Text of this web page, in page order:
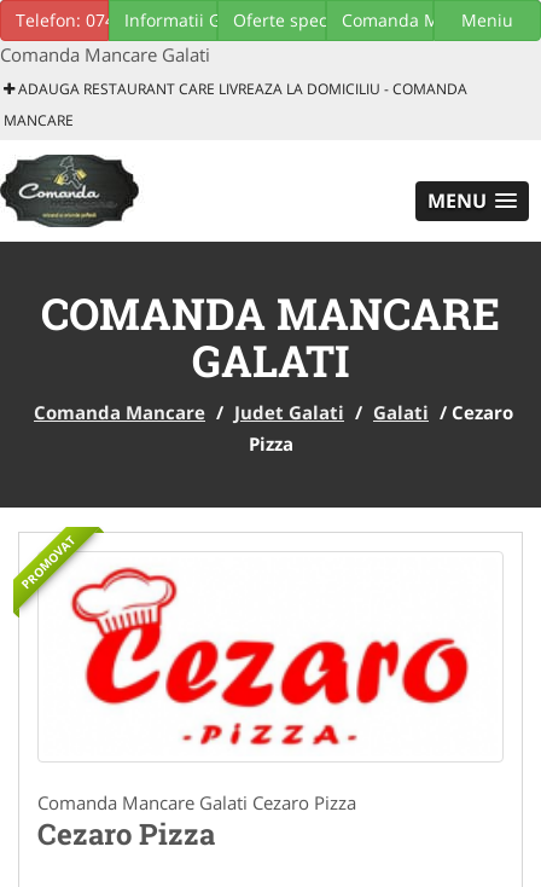
Download GRATUIT aplicatie mobil
Comanda Mancare Galati
ADAUGA RESTAURANT CARE LIVREAZA LA DOMICILIU - COMANDA
MANCARE
MENU
COMANDA MANCARE
GALATI
Comanda Mancare / Judet Galati / Galati / Cezaro
Pizza
PROMOVAT
Comanda Mancare Galati Cezaro Pizza
Cezaro Pizza
Telefon: 0747239276Informatii GeneraleOferte specialeComanda MinimaMeniu